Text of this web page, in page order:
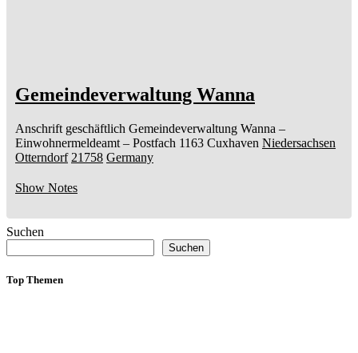
Gemeindeverwaltung Wanna
Anschrift geschäftlich Gemeindeverwaltung Wanna –
Einwohnermeldeamt – Postfach 1163 Cuxhaven Niedersachsen
Otterndorf 21758 Germany
Show Notes
Suchen
Suchen
Top Themen